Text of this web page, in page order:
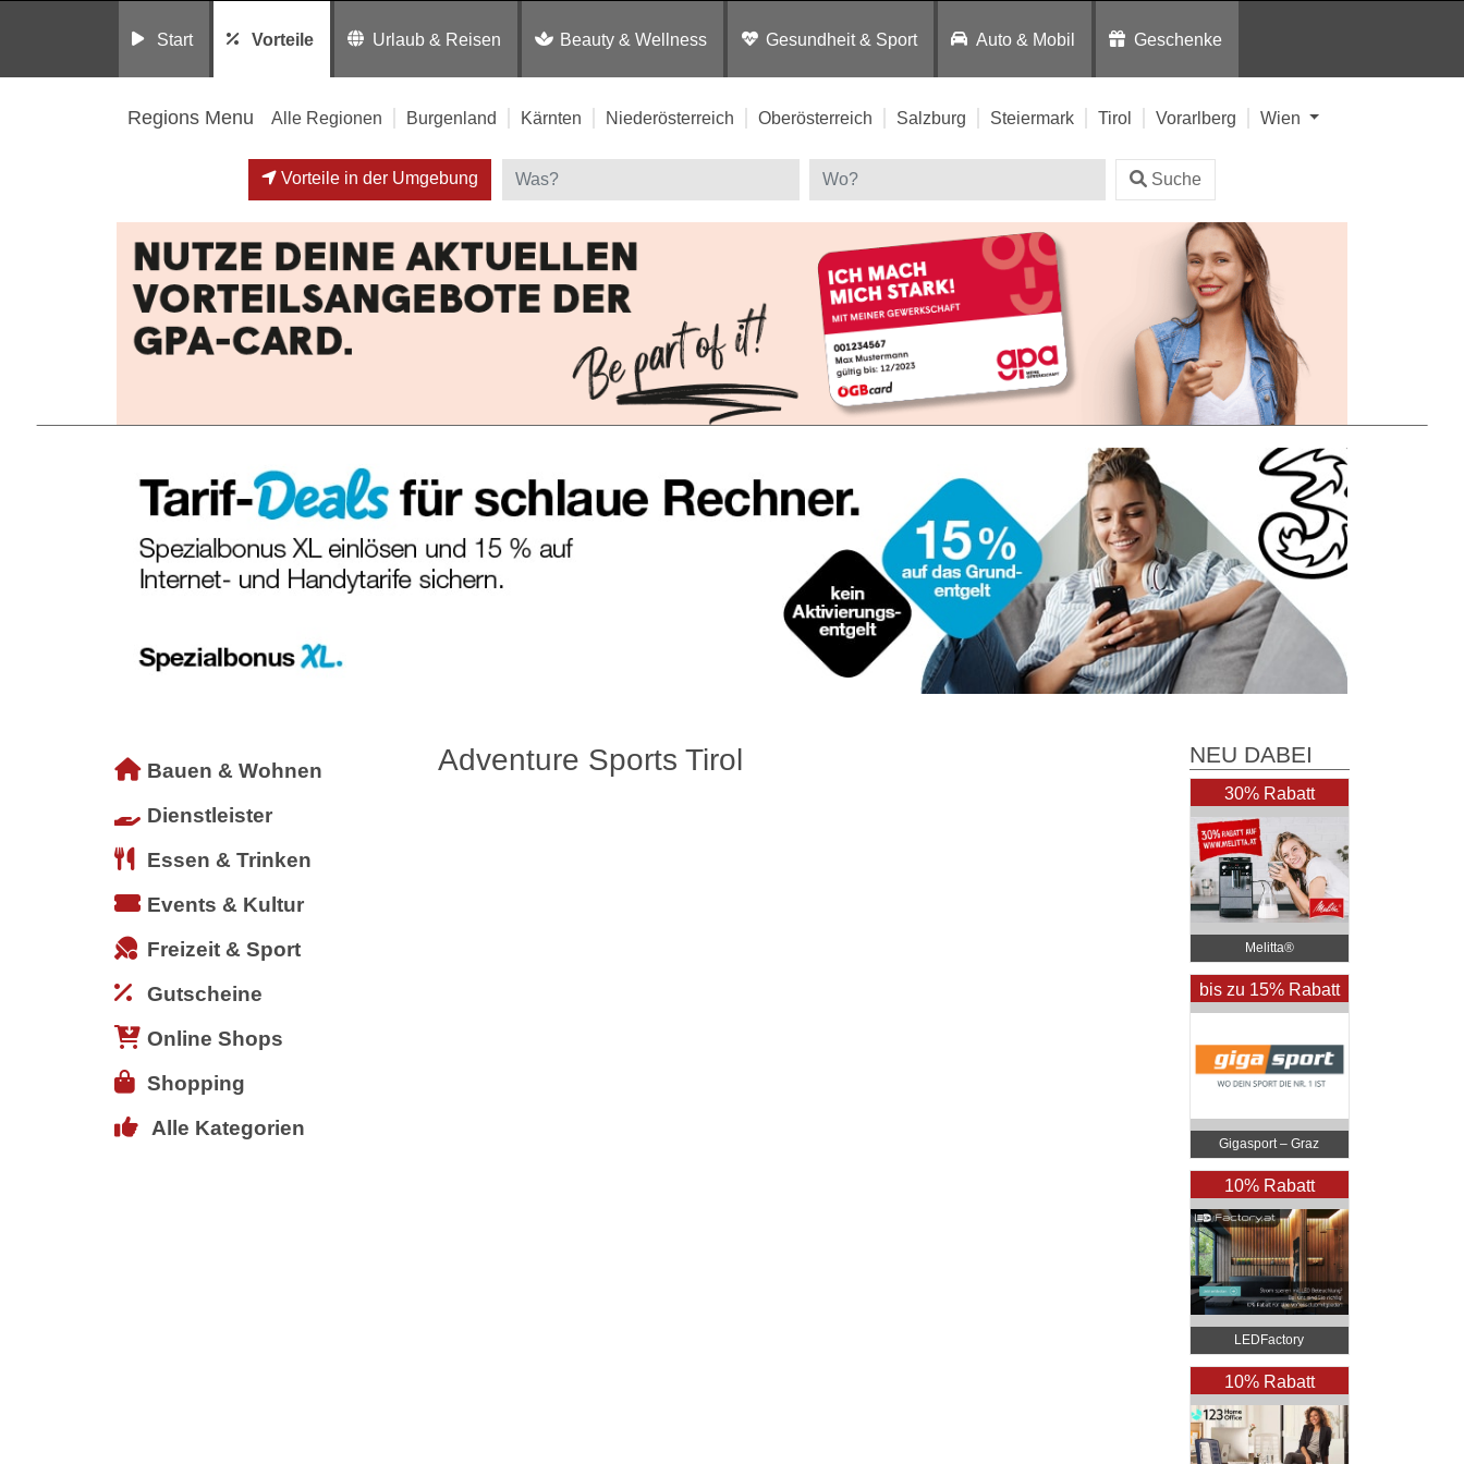
Start Vorteile Urlaub & Reisen Beauty & Wellness Gesundheit & Sport Auto & Mobil Geschenke
Regions Menu Alle Regionen Burgenland Kärnten Niederösterreich Oberösterreich Salzburg Steiermark Tirol Vorarlberg Wien
Vorteile in der Umgebung Suche
Bauen & Wohnen
Dienstleister
Essen & Trinken
Events & Kultur
Freizeit & Sport
Gutscheine
Online Shops
Shopping
Alle Kategorien
Adventure Sports Tirol NEU DABEI
30% Rabatt
Melitta®
bis zu 15% Rabatt
Gigasport – Graz
10% Rabatt
LEDFactory
10% Rabatt